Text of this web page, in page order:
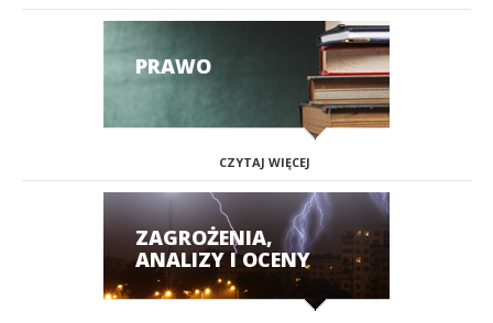
PRAWO
CZYTAJ WIĘCEJ
ZAGROŻENIA,
ANALIZY I OCENY